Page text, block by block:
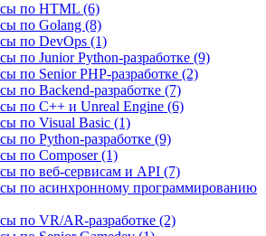
по HTML (6)
по Golang (8)
по DevOps (1)
по Junior Python-разработке (9)
по Senior PHP-разработке (2)
по Backend‑разработке (7)
по C++ и Unreal Engine (6)
по Visual Basic (1)
по Python-разработке (9)
по Composer (1)
по веб‑сервисам и API (7)
по асинхронному программированию
по VR/AR‑разработке (2)